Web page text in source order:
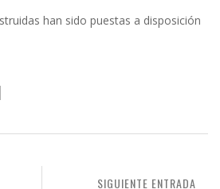
han sido puestas a disposición
SIGUIENTE ENTRADA